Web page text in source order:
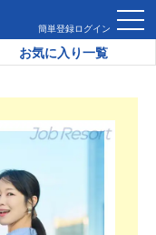
簡単登録ログイン
お気に入り一覧